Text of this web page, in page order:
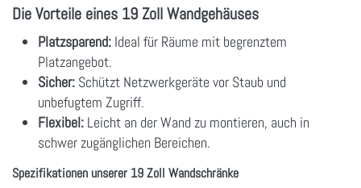
Die Vorteile eines 19 Zoll Wandgehäuses
Platzsparend: Ideal für Räume mit begrenztem
Platzangebot.
Sicher: Schützt Netzwerkgeräte vor Staub und
unbefugtem Zugriff.
Flexibel: Leicht an der Wand zu montieren, auch in
schwer zugänglichen Bereichen.
Spezifikationen unserer 19 Zoll Wandschränke